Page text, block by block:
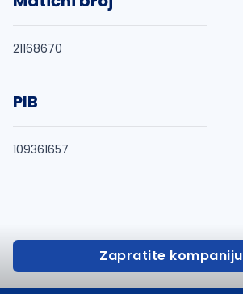
21168670
PIB
109361657
Zapratite kompaniju